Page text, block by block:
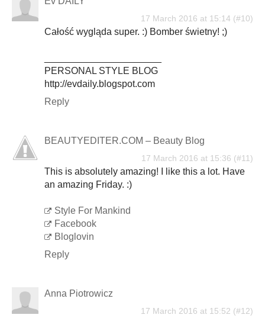
17 March 2016 at 15:14
Całość wygląda super. :) Bomber świetny! ;)
PERSONAL STYLE BLOG
http://evdaily.blogspot.com
Reply
BEAUTYEDITER.COM – Beauty Blog
17 March 2016 at 15:36
This is absolutely amazing! I like this a lot. Have
an amazing Friday. :)
Style For Mankind
Facebook
Bloglovin
Reply
Anna Piotrowicz
17 March 2016 at 15:52